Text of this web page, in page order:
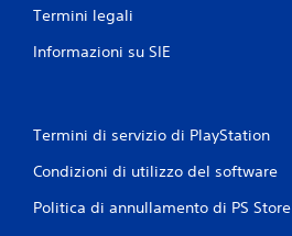
Termini legali
Informazioni su SIE
Termini di servizio di PlayStation
Condizioni di utilizzo del software
Politica di annullamento di PS Store